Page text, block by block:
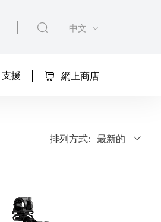
中文
支援 網上商店
排列方式: 最新的